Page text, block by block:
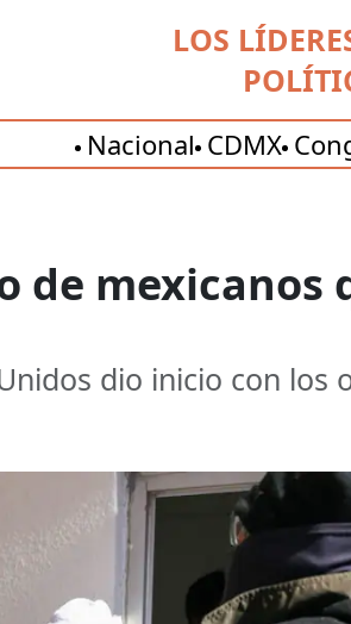
LOS
Nacional CDMX
de mexicanos
dio inicio con